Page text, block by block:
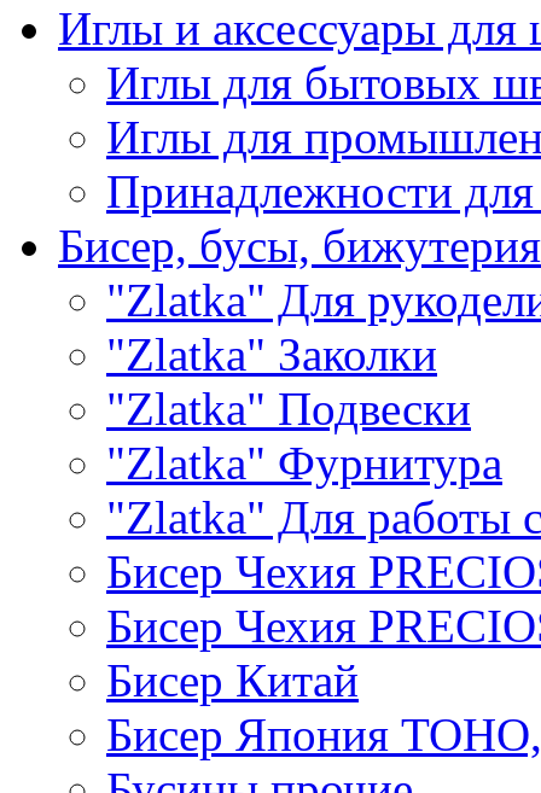
Иглы и аксессуары
Иглы для бытовых
Иглы для
Принадлежности
Бисер, бусы, бижутерия
"Zlatka" Для
"Zlatka" Заколки
"Zlatka" Подвески
"Zlatka" Фурнитура
"Zlatka" Для работы
Бисер Чехия
Бисер Чехия
Бисер Китай
Бисер Япония